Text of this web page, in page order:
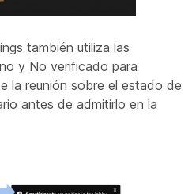
también utiliza las
y No verificado para
la reunión sobre el estado de
antes de admitirlo en la